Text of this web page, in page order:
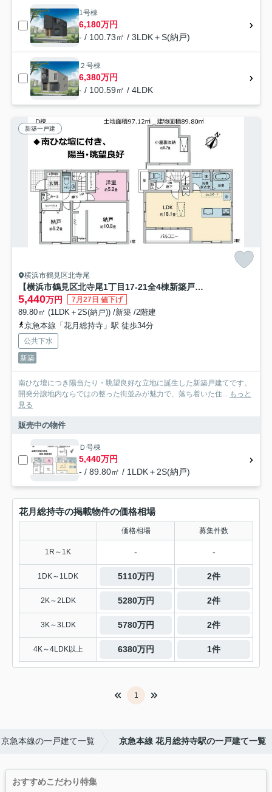
1号棟
6,180万円
- / 100.73㎡ / 3LDK＋S(納戸)
２号棟
6,380万円
- / 100.59㎡ / 4LDK
新築一戸建
横浜市鶴見区北寺尾
【横浜市鶴見区北寺尾1丁目17-21全4棟新築戸建て】★仲介手数料無料★（旭小学校・寺尾中学校）
5,440万円 7月27日 値下げ
89.80㎡ (1LDK＋2S(納戸)) /新築 /2階建
京急本線「花月総持寺」駅 徒歩34分
公共下水
新築
南ひな壇につき陽当たり・眺望良好な立地に誕生した新築戸建てです。
開発分譲地内ならではの整った街並みが魅力で、落ち着いた住... もっと
見る
販売中の物件
Ｄ号棟
5,440万円
- / 89.80㎡ / 1LDK＋2S(納戸)
花月総持寺の掲載物件の価格相場
価格相場 募集件数
1R～1K - -
1DK～1LDK 5110万円 2件
2K～2LDK 5280万円 2件
3K～3LDK 5780万円 2件
4K～4LDK以上 6380万円 1件
1
京急本線の一戸建て一覧 京急本線 花月総持寺駅の一戸建て一覧
おすすめこだわり特集